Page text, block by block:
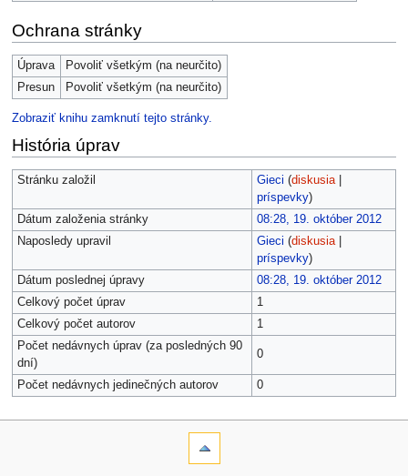
Ochrana stránky
Úprava
Povoliť všetkým (na neurčito)
Presun
Povoliť všetkým (na neurčito)
Zobraziť knihu zamknutí tejto stránky.
História úprav
Stránku založil Gieci (diskusia|
príspevky)
Dátum založenia stránky
08:28, 19. október 2012
Naposledy upravil
Gieci (diskusia|
príspevky)
Dátum poslednej úpravy
08:28, 19. október 2012
Celkový počet úprav
1
Celkový počet autorov
1
Počet nedávnych úprav (za posledných 90
dní)
0
Počet nedávnych jedinečných autorov 0